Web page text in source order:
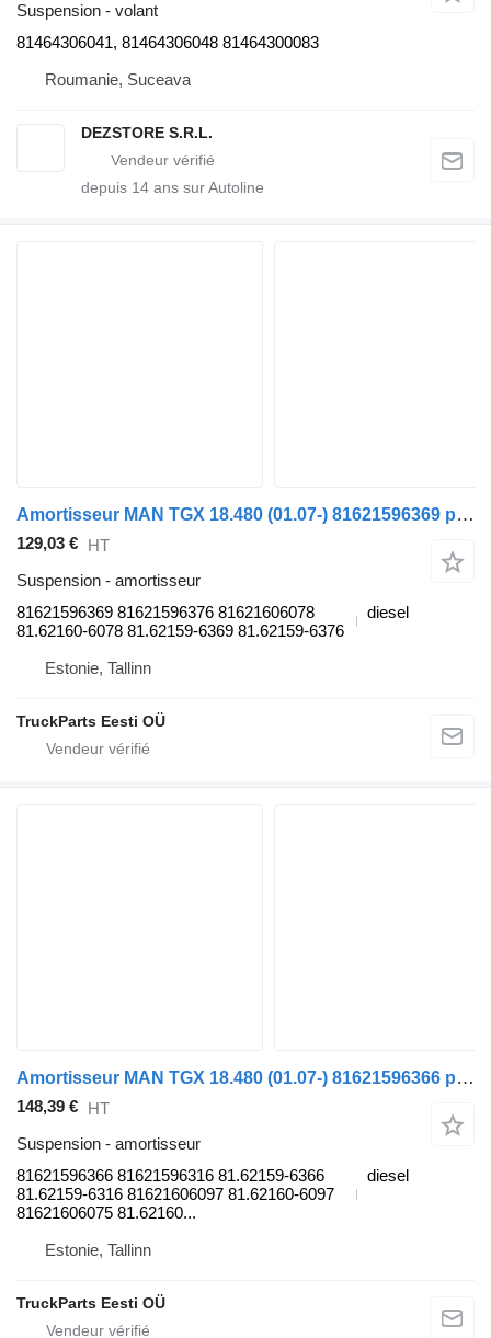
Suspension - volant
81464306041, 81464306048 81464300083
Roumanie, Suceava
DEZSTORE S.R.L.
depuis 14 ans sur Autoline
Amortisseur MAN TGX 18.480 (01.07-) 81621596369 pour tracteur routier MAN TGL, TGM, TGS, TGX (2005-2021)
129,03 € HT
Suspension - amortisseur
81621596369 81621596376 81621606078
81.62160-6078 81.62159-6369 81.62159-6376
diesel
Estonie, Tallinn
TruckParts Eesti OÜ
Amortisseur MAN TGX 18.480 (01.07-) 81621596366 pour tracteur routier MAN TGL, TGM, TGS, TGX (2005-2021)
148,39 € HT
Suspension - amortisseur
81621596366 81621596316 81.62159-6366
81.62159-6316 81621606097 81.62160-6097
81621606075 81.62160...
diesel
Estonie, Tallinn
TruckParts Eesti OÜ